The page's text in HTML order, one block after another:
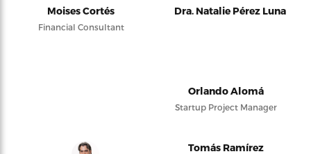
Moises Cortés
Financial Consultant
Dra. Natalie Pérez Luna
Orlando Alomá
Startup Project Manager
Tomás Ramírez